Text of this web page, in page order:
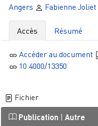
Angers
Fabienne Joliet
Accès Résumé
Accèder au document
10.4000/13350
Fichier
Publication | Autre